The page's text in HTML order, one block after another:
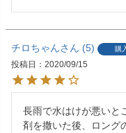
チロちゃん 5 購
投稿日
2020/09/15
長雨で水はけが悪いと
剤を撒いた後、ロング